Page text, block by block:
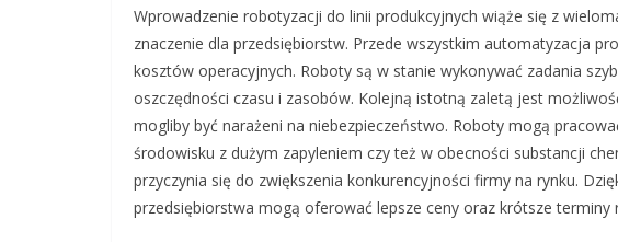
Wprowadzenie robotyzacji do linii produkcyjnych wiąże się z
znaczenie dla przedsiębiorstw. Przede wszystkim automatyzacja
kosztów operacyjnych. Roboty są w stanie wykonywać zadania
oszczędności czasu i zasobów. Kolejną istotną zaletą jest
mogliby być narażeni na niebezpieczeństwo. Roboty mogą
środowisku z dużym zapyleniem czy też w obecności substancji
przyczynia się do zwiększenia konkurencyjności firmy na rynku.
przedsiębiorstwa mogą oferować lepsze ceny oraz krótsze terminy